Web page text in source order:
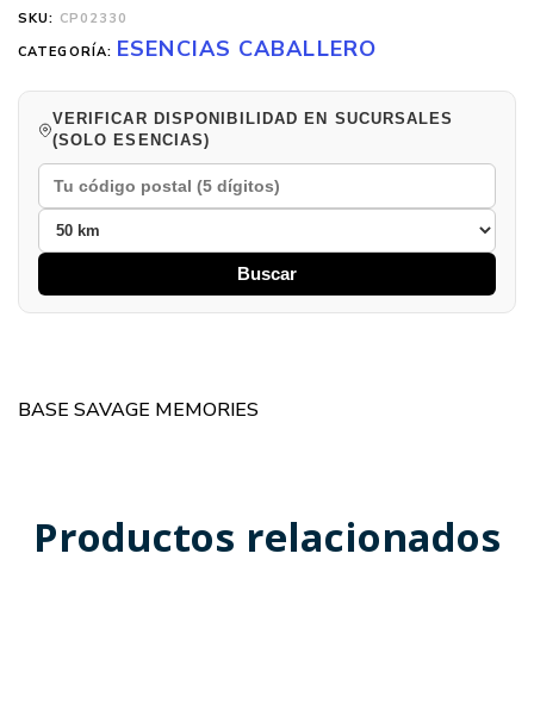
SKU: CP02330
CATEGORÍA: ESENCIAS CABALLERO
VERIFICAR DISPONIBILIDAD EN SUCURSALES
(SOLO ESENCIAS)
Buscar
BASE SAVAGE MEMORIES
Productos relacionados